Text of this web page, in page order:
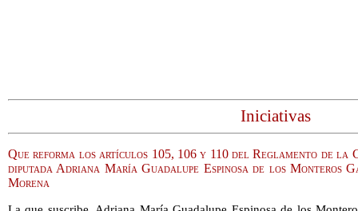
Iniciativas
Que reforma los artículos 105, 106 y 110 del Reglamento de la
diputada Adriana María Guadalupe Espinosa de los Monteros
Morena